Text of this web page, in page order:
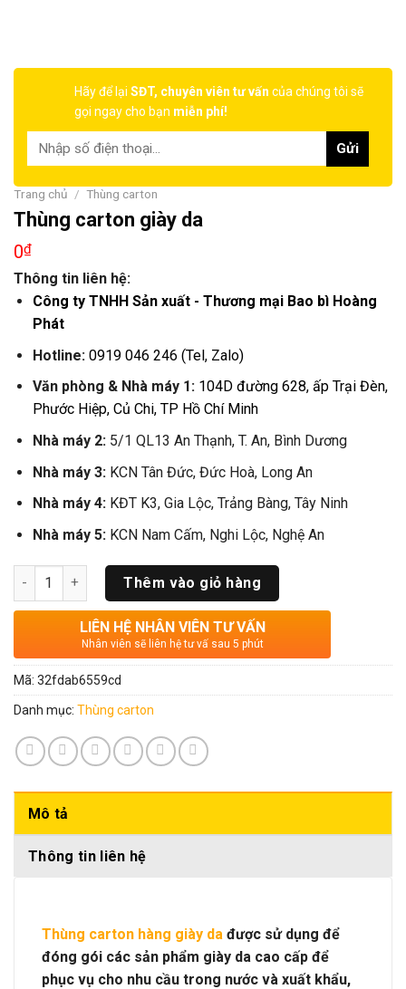
Hãy để lại SĐT, chuyên viên tư vấn của chúng tôi sẽ
gọi ngay cho bạn miễn phí!
Trang chủ / Thùng carton
Thùng carton giày da
0₫
Thông tin liên hệ:
Công ty TNHH Sản xuất - Thương mại Bao bì Hoàng
Phát
Hotline: 0919 046 246 (Tel, Zalo)
Văn phòng & Nhà máy 1: 104D đường 628, ấp Trại Đèn,
Phước Hiệp, Củ Chi, TP Hồ Chí Minh
Nhà máy 2:5/1 QL13 An Thạnh, T. An, Bình Dương
Nhà máy 3:KCN Tân Đức, Đức Hoà, Long An
Nhà máy 4:KĐT K3, Gia Lộc, Trảng Bàng, Tây Ninh
Nhà máy 5:KCN Nam Cấm, Nghi Lộc, Nghệ An
Số lượng Thêm vào giỏ hàng
LIÊN HỆ NHÂN VIÊN TƯ VẤN
Nhân viên sẽ liên hệ tư vấ sau 5 phút
Mã: 32fdab6559cd
Danh mục: Thùng carton
Mô tả
Thông tin liên hệ
Thùng carton hàng giày da được sử dụng để
đóng gói các sản phẩm giày da cao cấp để
phục vụ cho nhu cầu trong nước và xuất khẩu,